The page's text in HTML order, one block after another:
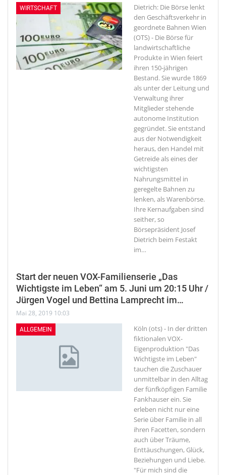
WIRTSCHAFT
Dietrich: Die Börse lenkt
den Geschäftsverkehr in
geordnete Bahnen Wien
(OTS) - Die Börse für
landwirtschaftliche
Produkte in Wien feiert
ihren 150-jährigen
Bestand. Sie wurde 1869
als unter der Leitung und
Verwaltung ihrer
Mitglieder stehende
autonome Institution
gegründet. Sie entstand
aus der Notwendigkeit
heraus, den Handel mit
Getreide als eines der
wichtigsten
Nahrungsmittel in
geregelte Bahnen zu
lenken, als Warenbörse.
Ihre Kernaufgaben sind
seither, so
Börsepräsident Josef
Dietrich beim Festakt
im…
Start der neuen VOX-Familienserie „Das
Wichtigste im Leben“ am 5. Juni um 20:15 Uhr /
Jürgen Vogel und Bettina Lamprecht im…
Mai 28, 2019 10:03
ALLGEMEIN
Köln (ots) - In der dritten
fiktionalen VOX-
Eigenproduktion "Das
Wichtigste im Leben"
tauchen die Zuschauer
unmittelbar in den Alltag
der fünfköpfigen Familie
Fankhauser ein. Sie
erleben nicht nur eine
Serie über Familie in all
ihren Facetten, sondern
auch über Träume,
Enttäuschungen, Glück,
Beziehungen und Liebe.
"Für mich sind die